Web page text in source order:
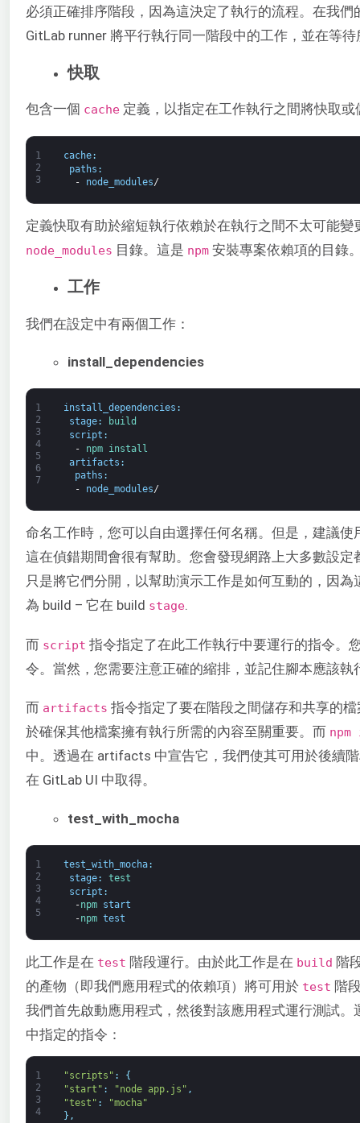
必須正確排序階段，因為這決定了執行的流程。在我們
GitLab runner 將平行執行同一階段中的工作，並在等
快取
包含一個 cache 定義，以指定在工作執行之間將快取
1
2
3
cache:
paths :
-
node_modules/
定義快取有助於縮短執行依賴於在執行之間不太可能
node_modules 目錄。這是 npm 安裝專案依賴項的目錄
工作
我們在設定中有兩個工作：
install_dependencies
1
2
3
4
5
6
7
install_dependencies :
stage:
build
script :
-
npm install
artifacts :
paths :
-
node_modules/
命名工作時，您可以自由選擇任何名稱。但是，建議
這在偵錯期間會很有幫助。您會發現網路上大多數設
只是將它們分開，以幫助演示工作是如何互動的，因
為 build – 它在 build stage.
而 script 指令指定了在此工作執行中要運行的指令。
令。當然，您需要注意正確的縮排，並記住腳本應該執
而 artifacts 指令指定了要在階段之間儲存和共享的
於確保其他檔案擁有執行所需的內容至關重要。而
中。透過在 artifacts 中宣告它，我們使其可用於後續
在 GitLab UI 中取得。
test_with_mocha
1
2
3
4
5
test_with_mocha:
stage:
test
script :
-npm start
-npm test
此工作是在 test 階段運行。由於此工作是在 build 階
的產物（即我們應用程式的依賴項）將可用於 test 階
我們首先啟動應用程式，然後對該應用程式運行測試
中指定的指令：
1
2
3
4
"scripts" :
{
"start" : "node app.js" ,
"test" :
"mocha"
} ,